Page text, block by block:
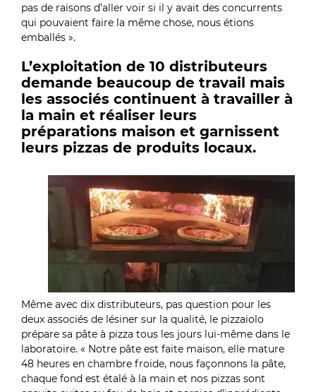
pas de raisons d’aller voir si il y avait des concurrents
qui pouvaient faire la même chose, nous étions
emballés ».
L’exploitation de 10 distributeurs
demande beaucoup de travail mais
les associés continuent à travailler à
la main et réaliser leurs
préparations maison et garnissent
leurs pizzas de produits locaux.
Même avec dix distributeurs, pas question pour les
deux associés de lésiner sur la qualité, le pizzaiolo
prépare sa pâte à pizza tous les jours lui-même dans le
laboratoire. « Notre pâte est faite maison, elle mature
48 heures en chambre froide, nous façonnons la pâte,
chaque fond est étalé à la main et nos pizzas sont